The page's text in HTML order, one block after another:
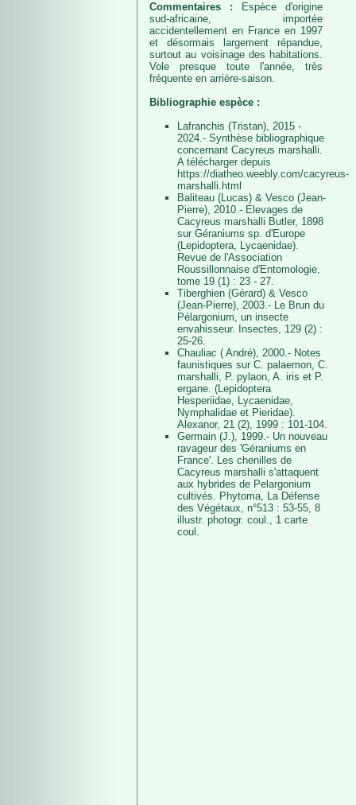
Commentaires :
Espèce d'origine
sud-africaine, importée
accidentellement en France en 1997
et désormais largement répandue,
surtout au voisinage des habitations.
Vole presque toute l'année, très
fréquente en arrière-saison.
Bibliographie espèce :
Lafranchis (Tristan), 2015 -
2024.- Synthèse bibliographique
concernant Cacyreus marshalli.
A télécharger depuis
https://diatheo.weebly.com/cacyreus-
marshalli.html
Baliteau (Lucas) & Vesco (Jean-
Pierre), 2010.- Elevages de
Cacyreus marshalli Butler, 1898
sur Géraniums sp. d'Europe
(Lepidoptera, Lycaenidae).
Revue de l'Association
Roussillonnaise d'Entomologie,
tome 19 (1) : 23 - 27.
Tiberghien (Gérard) & Vesco
(Jean-Pierre), 2003.- Le Brun du
Pélargonium, un insecte
envahisseur. Insectes, 129 (2) :
25-26.
Chauliac ( André), 2000.- Notes
faunistiques sur C. palaemon, C.
marshalli, P. pylaon, A. iris et P.
ergane. (Lepidoptera
Hesperiidae, Lycaenidae,
Nymphalidae et Pieridae).
Alexanor, 21 (2), 1999 : 101-104.
Germain (J.), 1999.- Un nouveau
ravageur des 'Géraniums en
France'. Les chenilles de
Cacyreus marshalli s'attaquent
aux hybrides de Pelargonium
cultivés. Phytoma, La Défense
des Végétaux, n°513 : 53-55, 8
illustr. photogr. coul., 1 carte
coul.